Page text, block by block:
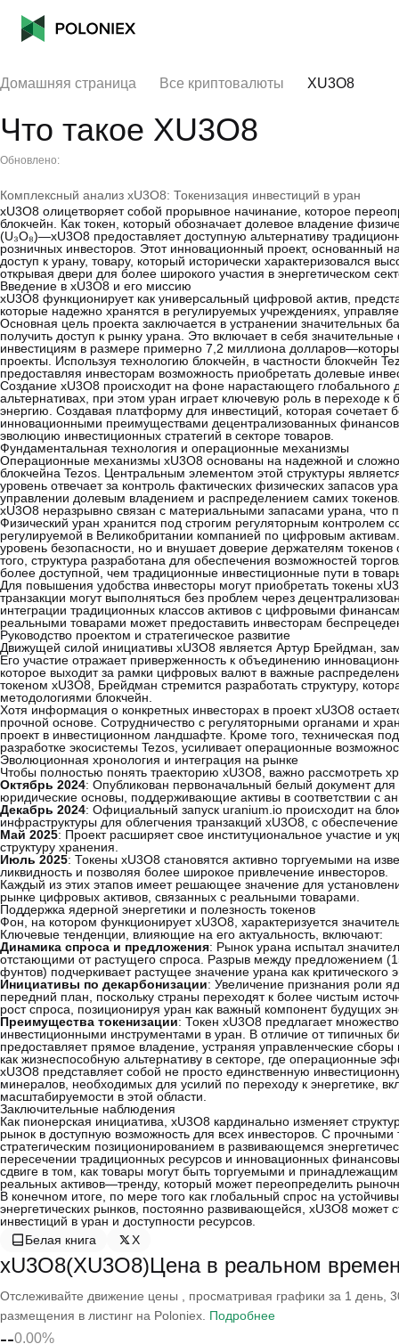
Домашняя страница Все криптовалюты XU3O8
Что такое XU3O8
Обновлено:
Комплексный анализ xU3O8: Токенизация инвестиций в уран
xU3O8 олицетворяет собой прорывное начинание, которое
блокчейн. Как токен, который обозначает долевое владение
(U₃O₈)—xU3O8 предоставляет доступную альтернативу
розничных инвесторов. Этот инновационный проект, основанный
доступ к урану, товару, который исторически
открывая двери для более широкого участия в энергетическом
Введение в xU3O8 и его миссию
xU3O8 функционирует как универсальный цифровой актив,
которые надежно хранятся в регулируемых учреждениях,
Основная цель проекта заключается в устранении
получить доступ к рынку урана. Это включает в себя
инвестициям в размере примерно 7,2 миллиона
проекты. Используя технологию блокчейн, в частности блокчейн
предоставляя инвесторам возможность приобретать долевые
Создание xU3O8 происходит на фоне нарастающего глобального
альтернативах, при этом уран играет ключевую роль в переходе
энергию. Создавая платформу для инвестиций, которая сочетает
инновационными преимуществами децентрализованных
эволюцию инвестиционных стратегий в секторе товаров.
Фундаментальная технология и операционные механизмы
Операционные механизмы xU3O8 основаны на надежной и
блокчейна Tezos. Центральным элементом этой структуры
уровень отвечает за контроль фактических физических запасов
управлении долевым владением и распределением самих
xU3O8 неразрывно связан с материальными запасами урана, что
Физический уран хранится под строгим регуляторным
регулируемой в Великобритании компанией по цифровым
уровень безопасности, но и внушает доверие держателям
того, структура разработана для обеспечения возможностей
более доступной, чем традиционные инвестиционные пути в
Для повышения удобства инвесторы могут приобретать токены
транзакции могут выполняться без проблем через
интеграции традиционных классов активов с цифровыми
реальными товарами может предоставить инвесторам
Руководство проектом и стратегическое развитие
Движущей силой инициативы xU3O8 является Артур Брейдман,
Его участие отражает приверженность к объединению
которое выходит за рамки цифровых валют в важные
токеном xU3O8, Брейдман стремится разработать структуру,
методологиями блокчейн.
Хотя информация о конкретных инвесторах в проект xU3O8
прочной основе. Сотрудничество с регуляторными органами и
проект в инвестиционном ландшафте. Кроме того, техническая
разработке экосистемы Tezos, усиливает операционные
Эволюционная хронология и интеграция на рынке
Чтобы полностью понять траекторию xU3O8, важно рассмотреть
Октябрь 2024: Опубликован первоначальный белый документ
юридические основы, поддерживающие активы в соответствии с
Декабрь 2024: Официальный запуск uranium.io происходит на
инфраструктуры для облегчения транзакций xU3O8, с
Май 2025: Проект расширяет свое институциональное участие и
структуру хранения.
Июль 2025: Токены xU3O8 становятся активно торгуемыми на
ликвидность и позволяя более широкое привлечение инвесторов.
Каждый из этих этапов имеет решающее значение для
рынке цифровых активов, связанных с реальными товарами.
Поддержка ядерной энергетики и полезность токенов
Фон, на котором функционирует xU3O8, характеризуется
Ключевые тенденции, влияющие на его актуальность, включают:
Динамика спроса и предложения: Рынок урана испытал
отстающими от растущего спроса. Разрыв между предложением
фунтов) подчеркивает растущее значение урана как критического
Инициативы по декарбонизации: Увеличение признания роли
передний план, поскольку страны переходят к более чистым
рост спроса, позиционируя уран как важный компонент будущих
Преимущества токенизации: Токен xU3O8 предлагает
инвестиционными инструментами в уран. В отличие от типичных
предоставляет прямое владение, устраняя управленческие
как жизнеспособную альтернативу в секторе, где операционные
xU3O8 представляет собой не просто единственную
минералов, необходимых для усилий по переходу к энергетике,
масштабируемости в этой области.
Заключительные наблюдения
Как пионерская инициатива, xU3O8 кардинально изменяет
рынок в доступную возможность для всех инвесторов. С
стратегическим позиционированием в развивающемся
пересечении традиционных ресурсов и инновационных
сдвиге в том, как товары могут быть торгуемыми и
реальных активов—тренду, который может переопределить
В конечном итоге, по мере того как глобальный спрос на
энергетических рынков, постоянно развивающейся, xU3O8
инвестиций в уран и доступности ресурсов.
Белая книга
X
xU3O8(XU3O8)Цена в реальном
Отслеживайте движение цены , просматривая графики за 1 день,
размещения в листинг на Poloniex. Подробнее
--0.00%